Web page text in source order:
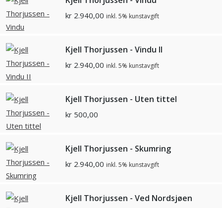
kr 2.940,00 inkl. 5% kunstavgift
Kjell Thorjussen - Vindu II
kr 2.940,00 inkl. 5% kunstavgift
Kjell Thorjussen - Uten tittel
kr 500,00
Kjell Thorjussen - Skumring
kr 2.940,00 inkl. 5% kunstavgift
Kjell Thorjussen - Ved Nordsjøen